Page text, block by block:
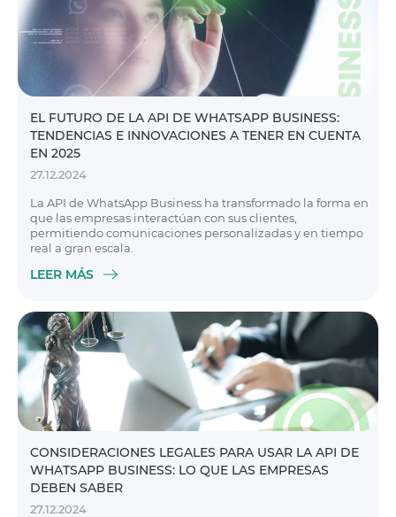
EL FUTURO DE LA API DE WHATSAPP BUSINESS:
TENDENCIAS E INNOVACIONES A TENER EN CUENTA
EN 2025
27.12.2024
La API de WhatsApp Business ha transformado la forma en
que las empresas interactúan con sus clientes,
permitiendo comunicaciones personalizadas y en tiempo
real a gran escala.
LEER MÁS
CONSIDERACIONES LEGALES PARA USAR LA API DE
WHATSAPP BUSINESS: LO QUE LAS EMPRESAS
DEBEN SABER
27.12.2024